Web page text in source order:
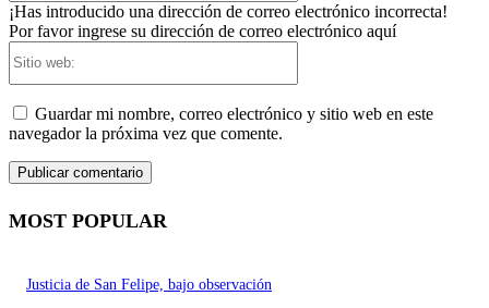
¡Has introducido una dirección de correo electrónico incorrecta!
Por favor ingrese su dirección de correo electrónico aquí
Guardar mi nombre, correo electrónico y sitio web en este
navegador la próxima vez que comente.
MOST POPULAR
Justicia de San Felipe, bajo observación